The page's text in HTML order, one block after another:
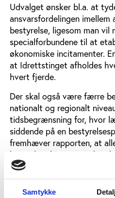
Samtykke
Udvalget ønsker bl.a. at
ansvarsfordelingen
bestyrelse, ligesom man vil
specialforbundene til at
økonomiske incitamenter.
at Idrettstinget afholdes
hvert fjerde.
Der skal også være færre
nationalt og regionalt
tidsbegrænsning for, hvor
siddende på en
fremhæver rapporten, at
kunne kombineres med
andet bestyrelsesarbejde,
honorar.